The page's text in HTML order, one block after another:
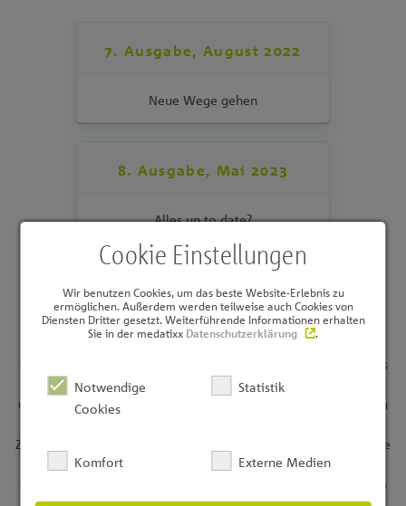
7. Ausgabe, August 2022
Neue Wege gehen
8. Ausgabe, Mai 2023
Alles up to date?
Zufriedenheit teilen lohnt sich!
Positive Erfahrungen erzählt man gerne weiter. Sie sind mit uns
als Anbieter,
unseren Produkten und unserem Service zufrieden? Dann teilen
Zufriedenheit doch mit Ihren Kollegen. Für jede Empfehlung, die
Rahmen unserer Aktion „Kunden empfehlen Kunden“ zu einem
Cookie Einstellungen
Wir benutzen Cookies, um das beste Website-Erlebnis zu
ermöglichen. Außerdem werden teilweise auch Cookies von
Diensten Dritter gesetzt. Weiterführende Informationen erhalten
Sie in der medatixx Datenschutzerklärung .
Notwendige
Cookies
Statistik
Komfort Externe Medien